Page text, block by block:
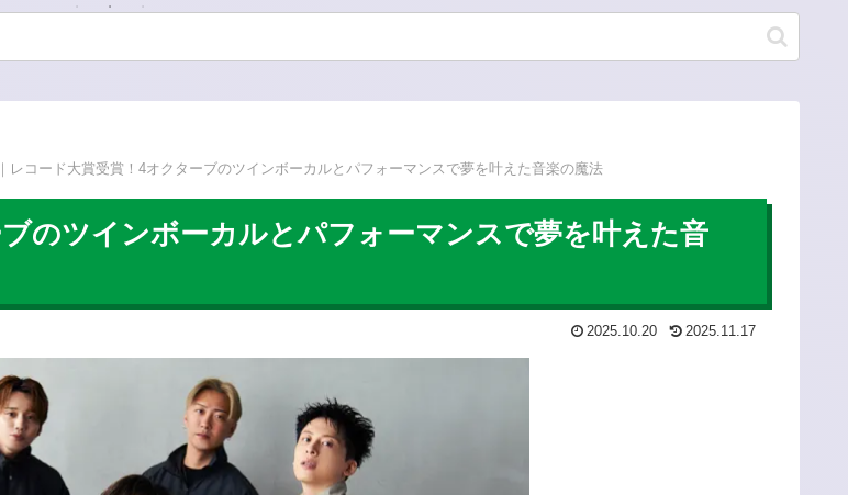
レコード大賞受賞！4オクターブのツインボーカルとパフォーマンスで夢を叶えた音楽の魔法
のツインボーカルとパフォーマンスで夢を叶えた音
2025.10.20 2025.11.17